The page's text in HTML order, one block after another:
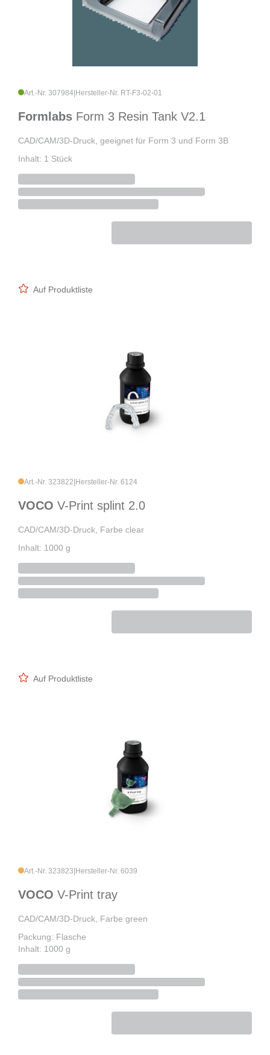
Art.-Nr. 307984 Hersteller-Nr. RT-F3-02-01
Formlabs Form 3 Resin Tank V2.1
CAD/CAM/3D-Druck, geeignet für Form 3 und Form 3B
Inhalt: 1 Stück
Auf Produktliste
Art.-Nr. 323822 Hersteller-Nr. 6124
VOCO V-Print splint 2.0
CAD/CAM/3D-Druck, Farbe clear
Inhalt: 1000 g
Auf Produktliste
Art.-Nr. 323823 Hersteller-Nr. 6039
VOCO V-Print tray
CAD/CAM/3D-Druck, Farbe green
Packung: Flasche
Inhalt: 1000 g